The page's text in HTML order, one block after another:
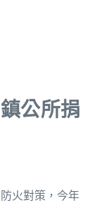
公所捐
火對策，今年